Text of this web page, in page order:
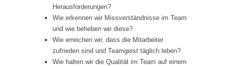
Herausforderungen?
Wie erkennen wir Missverständnisse im Team
und wie beheben wir diese?
Wie erreichen wir, dass die Mitarbeiter
zufrieden sind und Teamgeist täglich leben?
Wie halten wir die Qualität im Team auf einem